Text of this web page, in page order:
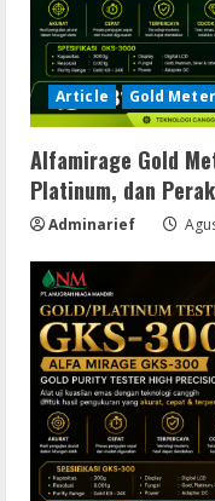
Article Gold Meter
Alfamirage Gold
Platinum, dan
Adminarief